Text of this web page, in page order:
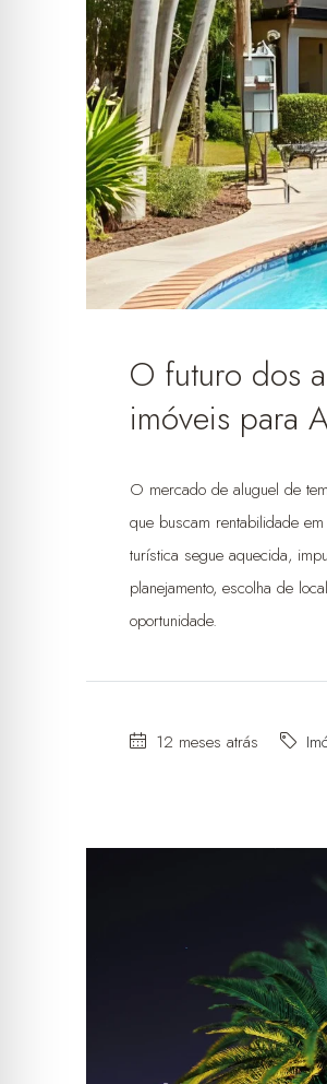
O futuro dos
imóveis para
O mercado de aluguel de
que buscam rentabilidade
turística segue aquecida,
planejamento, escolha de
oportunidade.
12 meses atrás